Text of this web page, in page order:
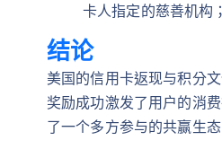
卡人指定的慈善机构
结论
美国的信用卡返现与积分
奖励成功激发了用户的消
了一个多方参与的共赢生